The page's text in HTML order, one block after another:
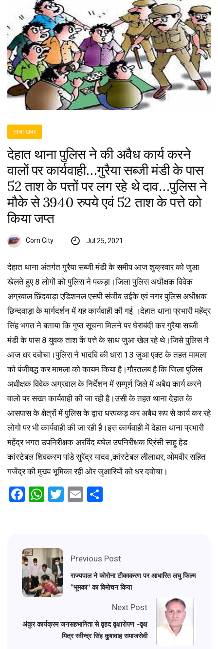
ताजा खबर
देहात थाना पुलिस ने की अवैध कार्य करने
वालों पर कार्यवाही…गुरैया सब्जी मंडी के पास
52 ताश के पत्तों पर लग रहे थे दाव…पुलिस ने
मौके से 3940 रुपये एवं 52 ताश के पत्ते को
किया जप्त
Corn City Jul 25, 2021
देहात थाना अंतर्गत गुरैया सब्जी मंडी के समीप आज शुक्रवार को जुआ
खेलते हुए 8 लोगों को पुलिस ने पकड़ा।जिला पुलिस अधीक्षक विवेक
अग्रवाल छिंदवाड़ा एडिशनल एसपी संजीव उईके एवं नगर पुलिस अधीक्षक
छिन्दवाड़ा के मार्गदर्शन में यह कार्यवाही की गई ।देहात थाना प्रभारी महेंद्र
सिंह भगत ने बताया कि गुप्त सूचना मिलने पर घेराबंदी कर गुरैया सब्जी
मंडी के पास 8 युवक ताश कें पत्ते के साथ जुआ खेल रहे थे।जिसे पुलिस ने
आज धर दबोचा।पुलिस ने भादवि की धारा 13 जुआ एक्ट के तहत मामला
को पंजीबद्ध कर मामला को कायम किया है।गौरतलब है कि जिला पुलिस
अधीक्षक विवेक अग्रवाल के निर्देशन में सम्पूर्ण जिले में अबैध कार्य करने
वालो पर सख्त कार्यवाही की जा रही है।उसी के तहत थाना देहात के
आसपास के क्षेत्रों में पुलिस के द्वारा धरपकड़ कर अबैध रूप से कार्य कर रहे
लोगो पर भी कार्यवाही की जा रही है।इस कार्यवाही में देहात थाना प्रभारी
महेंद्र भगत उपनिरीक्षक अरविंद बघेल उपनिरीक्षक प्रिंसी साहू हेड
कांस्टेबल शिवकरण पांडे सुरेंद्र यादव ,कांस्टेबल लीलाधर, ओमवीर सहित
गजेंद्र की मुख्य भूमिका रही ओर जुआरियों को धर दवोचा।
Facebook
WhatsApp
Twitter
Email
Previous Post
राज्यपाल ने कोरोना टीकाकरण पर आधारित लघु फिल्म
‘‘भूमका’’ का विमोचन किया
Next Post
अंकुर कार्यक्रम जनसहभागिता से वृहद वृक्षारोपण -वृक्ष
मित्र रवीन्द्र सिंह कुशवाह समाजसेवी